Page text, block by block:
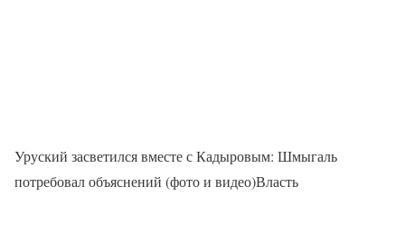
Уруский засветился вместе с Кадыровым: Шмыгаль
потребовал объяснений (фото и видео)Власть